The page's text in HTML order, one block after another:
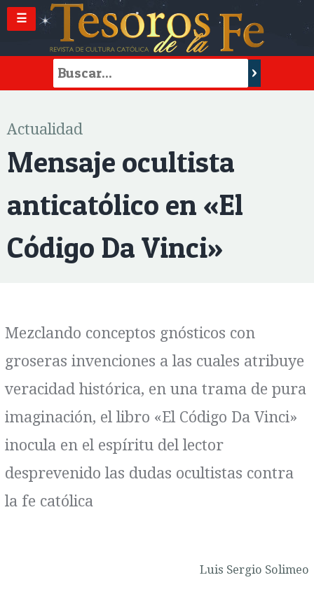
☰
Actualidad
Mensaje ocultista
anticatólico en «El
Código Da Vinci»
Mezclando conceptos gnósticos con
groseras invenciones a las cuales atribuye
veracidad histórica, en una trama de pura
imaginación, el libro «El Código Da Vinci»
inocula en el espíritu del lector
desprevenido las dudas ocultistas contra
la fe católica
Luis Sergio Solimeo